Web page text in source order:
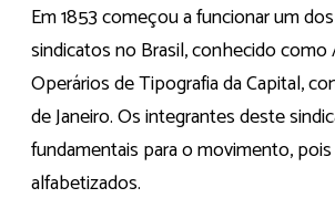
Em 1853 começou a funcionar um
sindicatos no Brasil, conhecido como
Operários de Tipografia da Capital,
de Janeiro. Os integrantes deste
fundamentais para o movimento,
alfabetizados.